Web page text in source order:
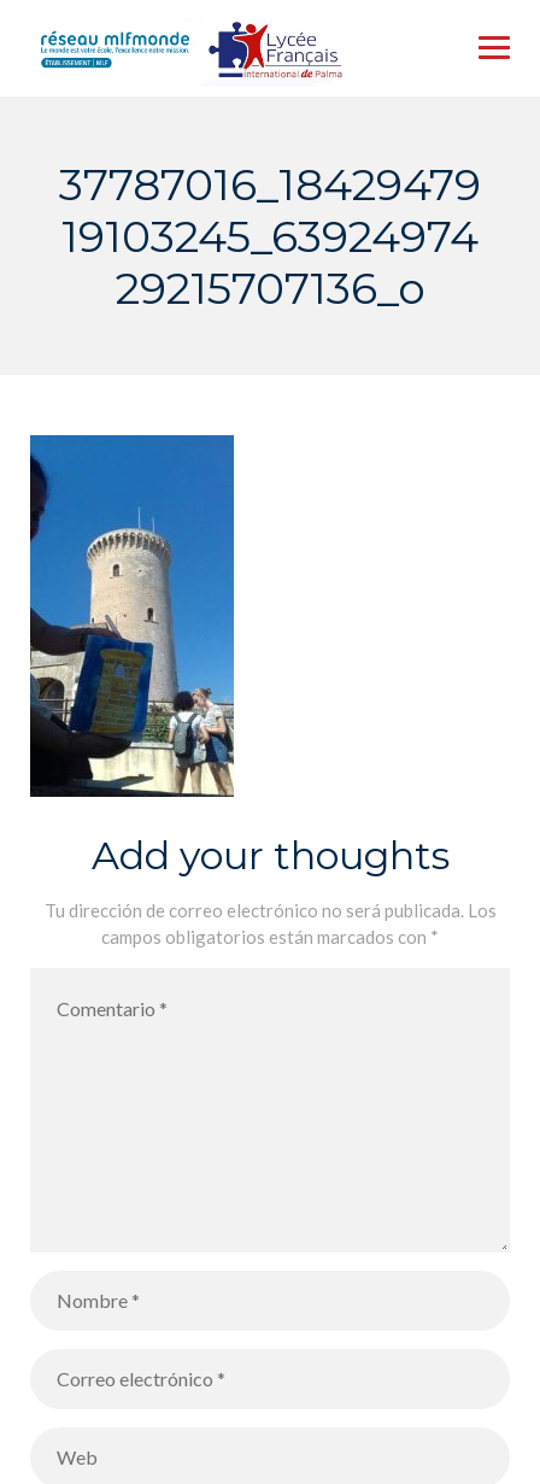
content
37787016_18429479
19103245_63924974
29215707136_o
Add your thoughts
Tu dirección de correo electrónico no será publicada. Los
campos obligatorios están marcados con *